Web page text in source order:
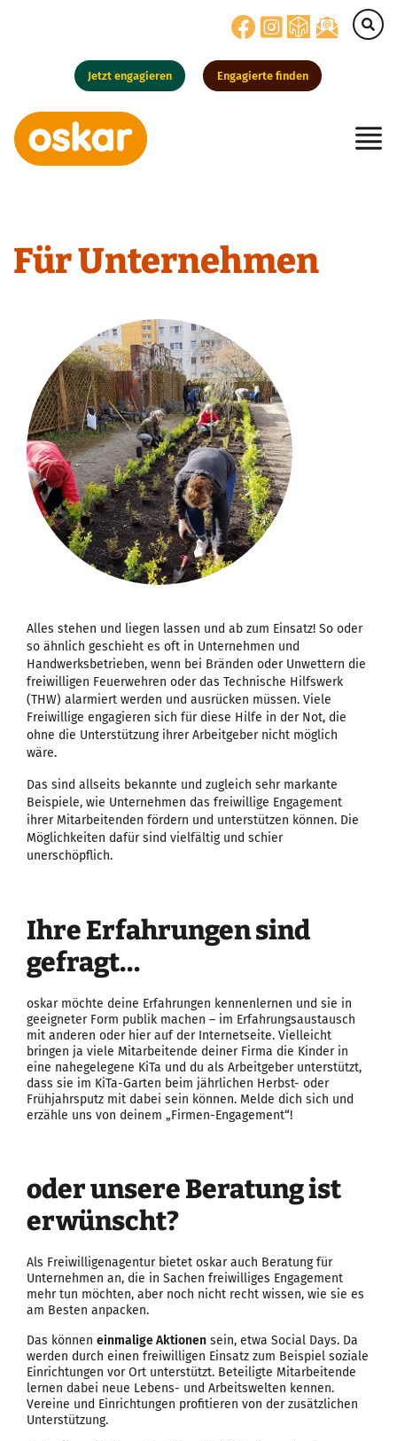
Jetzt engagieren Engagierte finden
Hauptnavigation
Für Unternehmen
Alles stehen und liegen lassen und ab zum Einsatz! So oder
so ähnlich geschieht es oft in Unternehmen und
Handwerksbetrieben, wenn bei Bränden oder Unwettern die
freiwilligen Feuerwehren oder das Technische Hilfswerk
(THW) alarmiert werden und ausrücken müssen. Viele
Freiwillige engagieren sich für diese Hilfe in der Not, die
ohne die Unterstützung ihrer Arbeitgeber nicht möglich
wäre.
Das sind allseits bekannte und zugleich sehr markante
Beispiele, wie Unternehmen das freiwillige Engagement
ihrer Mitarbeitenden fördern und unterstützen können. Die
Möglichkeiten dafür sind vielfältig und schier
unerschöpflich.
Ihre Erfahrungen sind
gefragt…
oskar möchte deine Erfahrungen kennenlernen und sie in
geeigneter Form publik machen – im Erfahrungsaustausch
mit anderen oder hier auf der Internetseite. Vielleicht
bringen ja viele Mitarbeitende deiner Firma die Kinder in
eine nahegelegene KiTa und du als Arbeitgeber unterstützt,
dass sie im KiTa-Garten beim jährlichen Herbst- oder
Frühjahrsputz mit dabei sein können. Melde dich sich und
erzähle uns von deinem „Firmen-Engagement“!
oder unsere Beratung ist
erwünscht?
Als Freiwilligenagentur bietet oskar auch Beratung für
Unternehmen an, die in Sachen freiwilliges Engagement
mehr tun möchten, aber noch nicht recht wissen, wie sie es
am Besten anpacken.
Das können einmalige Aktionen sein, etwa Social Days. Da
werden durch einen freiwilligen Einsatz zum Beispiel soziale
Einrichtungen vor Ort unterstützt. Beteiligte Mitarbeitende
lernen dabei neue Lebens- und Arbeitswelten kennen.
Vereine und Einrichtungen profitieren von der zusätzlichen
Unterstützung.